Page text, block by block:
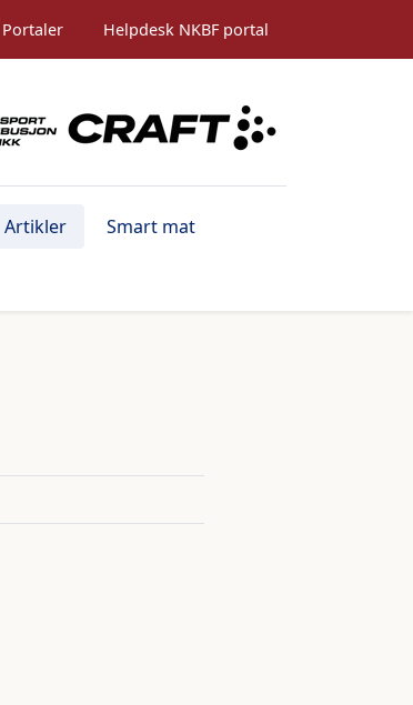
Portaler Helpdesk NKBF portal
Artikler
Smart mat